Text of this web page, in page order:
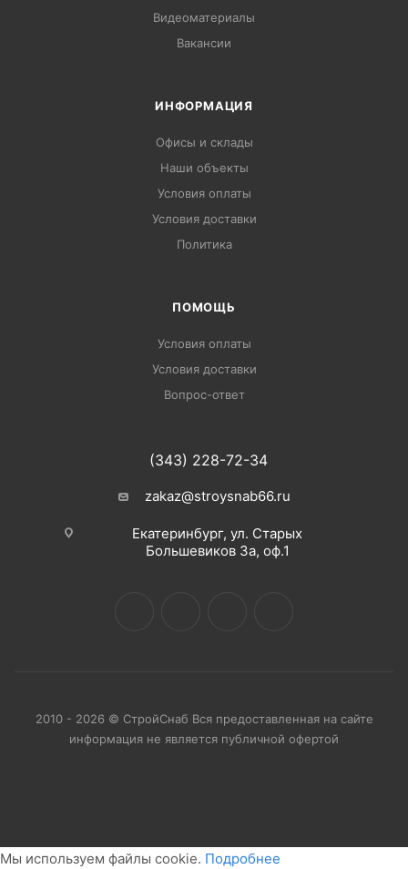
Видеоматериалы
Вакансии
ИНФОРМАЦИЯ
Офисы и склады
Наши объекты
Условия оплаты
Условия доставки
Политика
ПОМОЩЬ
Условия оплаты
Условия доставки
Вопрос-ответ
(343) 228-72-34
zakaz@stroysnab66.ru
Екатеринбург, ул. Старых
Большевиков 3а, оф.1
2010 - 2026 © СтройСнаб Вся предоставленная на сайте
информация не является публичной офертой
Мы используем файлы cookie. Подробнее